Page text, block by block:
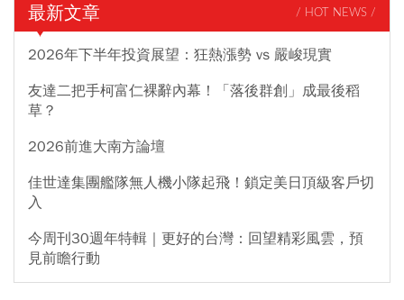
最新文章 / HOT NEWS /
2026年下半年投資展望：狂熱漲勢 vs 嚴峻現實
友達二把手柯富仁裸辭內幕！「落後群創」成最後稻
草？
2026前進大南方論壇
佳世達集團艦隊無人機小隊起飛！鎖定美日頂級客戶切
入
今周刊30週年特輯｜更好的台灣：回望精彩風雲，預
見前瞻行動